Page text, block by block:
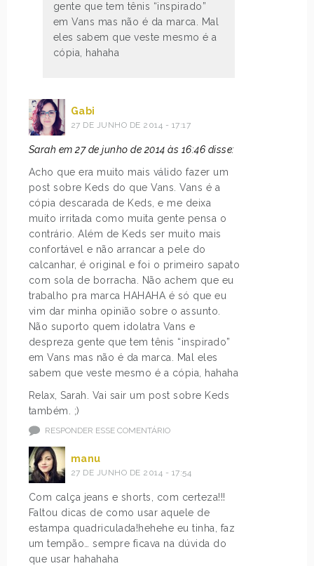
gente que tem tênis “inspirado”
em Vans mas não é da marca. Mal
eles sabem que veste mesmo é a
cópia, hahaha
Gabi
27 DE JUNHO DE 2014 - 17:17
Sarah em 27 de junho de 2014 às 16:46 disse:
Acho que era muito mais válido fazer um
post sobre Keds do que Vans. Vans é a
cópia descarada de Keds, e me deixa
muito irritada como muita gente pensa o
contrário. Além de Keds ser muito mais
confortável e não arrancar a pele do
calcanhar, é original e foi o primeiro sapato
com sola de borracha. Não achem que eu
trabalho pra marca HAHAHA é só que eu
vim dar minha opinião sobre o assunto.
Não suporto quem idolatra Vans e
despreza gente que tem tênis “inspirado”
em Vans mas não é da marca. Mal eles
sabem que veste mesmo é a cópia, hahaha
Relax, Sarah. Vai sair um post sobre Keds
também. ;)
RESPONDER ESSE COMENTÁRIO
manu
27 DE JUNHO DE 2014 - 17:54
Com calça jeans e shorts, com certeza!!!
Faltou dicas de como usar aquele de
estampa quadriculada!hehehe eu tinha, faz
um tempão… sempre ficava na dúvida do
que usar hahahaha